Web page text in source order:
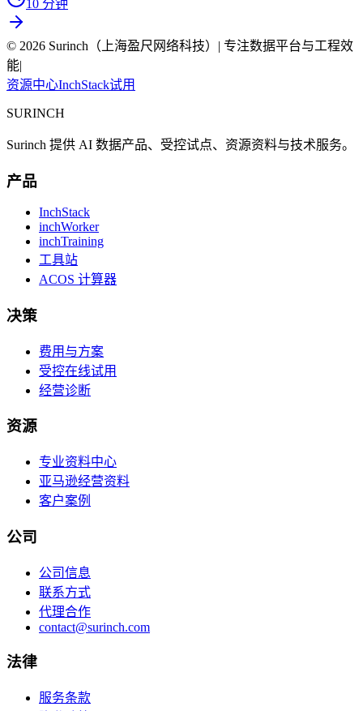
10 分钟
© 2026 Surinch（上海盈尺网络科技）| 专注数据平台与工程效
能|
资源中心InchStack试用
SURINCH
Surinch 提供 AI 数据产品、受控试点、资源资料与技术服务。
产品
InchStack
inchWorker
inchTraining
工具站
ACOS 计算器
决策
费用与方案
受控在线试用
经营诊断
资源
专业资料中心
亚马逊经营资料
客户案例
公司
公司信息
联系方式
代理合作
contact@surinch.com
法律
服务条款